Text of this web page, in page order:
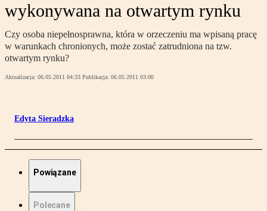
wykonywana na otwartym rynku
Czy osoba niepełnosprawna, która w orzeczeniu ma wpisaną pracę
w warunkach chronionych, może zostać zatrudniona na tzw.
otwartym rynku?
Aktualizacja: 06.05.2011 04:33 Publikacja: 06.05.2011 03:00
Edyta Sieradzka
Powiązane
Polecane